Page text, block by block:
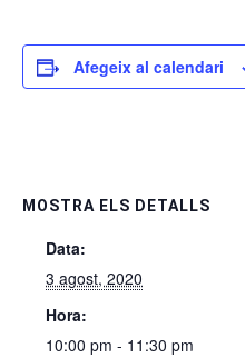
Afegeix al calendari
MOSTRA ELS DETALLS
Data:
3 agost, 2020
Hora:
10:00 pm - 11:30 pm